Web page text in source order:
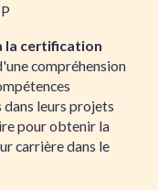
la certification
compréhension
leurs projets
pour obtenir la
carrière dans le